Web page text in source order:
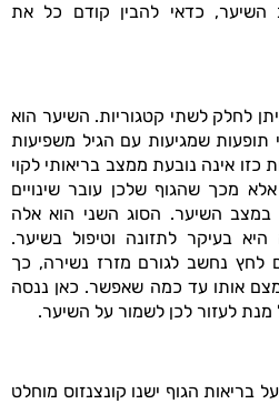
כדאי להבין קודם כל את
לחלק לשתי קטגוריות. השיער הוא
שמגיעות עם הגיל משפיעות
אינה נובעת ממצב בריאותי לקוי
מכך שהגוף שלכן עובר שינויים
במצב השיער. הסוג השני הוא אלה
בעיקר לתזונה וטיפול בשיער.
לחץ נחשב לגורם מזרז נשירה, כך
אותו עד כמה שאפשר. כאן ננסה
לעזור לכן לשמור על השיער.
בריאות הגוף ישנו קונצנזוס מוחלט